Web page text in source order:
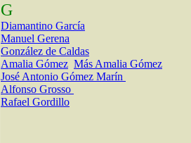
G
Diamantino García
Manuel Gerena
González de Caldas
Amalia Gómez Más Amalia Gómez
José Antonio Gómez Marín
Alfonso Grosso
Rafael Gordillo